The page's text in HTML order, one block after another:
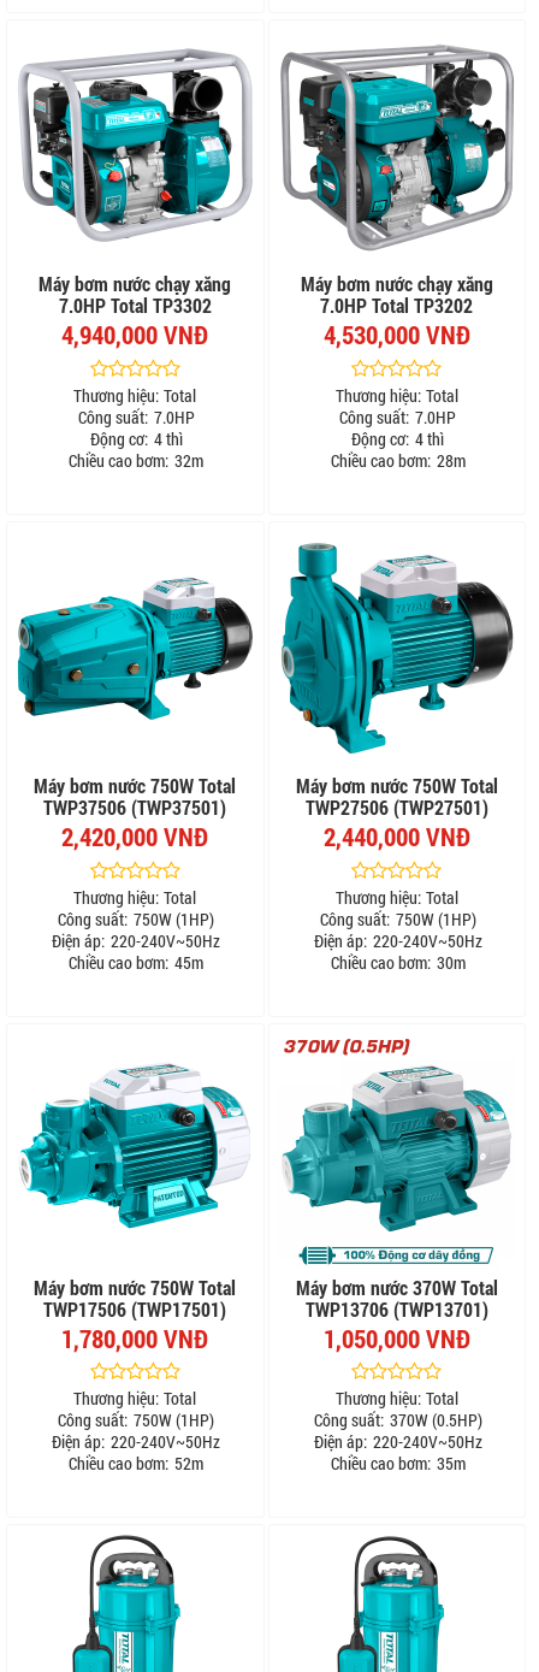
Máy bơm nước chạy xăng
7.0HP Total TP3302
4,940,000 VNĐ
Thương hiệu: Total
Công suất: 7.0HP
Động cơ: 4 thì
Chiều cao bơm: 32m
Máy bơm nước chạy xăng
7.0HP Total TP3202
4,530,000 VNĐ
Thương hiệu: Total
Công suất: 7.0HP
Động cơ: 4 thì
Chiều cao bơm: 28m
Máy bơm nước 750W Total
TWP37506 (TWP37501)
2,420,000 VNĐ
Thương hiệu: Total
Công suất: 750W (1HP)
Điện áp: 220-240V~50Hz
Chiều cao bơm: 45m
Máy bơm nước 750W Total
TWP27506 (TWP27501)
2,440,000 VNĐ
Thương hiệu: Total
Công suất: 750W (1HP)
Điện áp: 220-240V~50Hz
Chiều cao bơm: 30m
Máy bơm nước 750W Total
TWP17506 (TWP17501)
1,780,000 VNĐ
Thương hiệu: Total
Công suất: 750W (1HP)
Điện áp: 220-240V~50Hz
Chiều cao bơm: 52m
Máy bơm nước 370W Total
TWP13706 (TWP13701)
1,050,000 VNĐ
Thương hiệu: Total
Công suất: 370W (0.5HP)
Điện áp: 220-240V~50Hz
Chiều cao bơm: 35m